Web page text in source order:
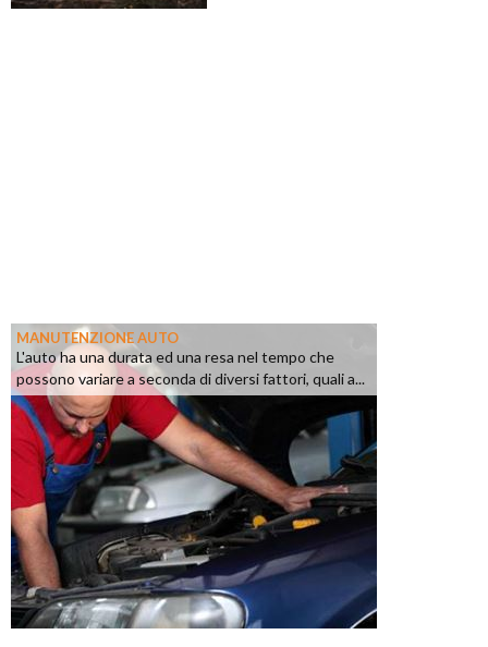
MANUTENZIONE AUTO
L'auto ha una durata ed una resa nel tempo che
possono variare a seconda di diversi fattori, quali a...